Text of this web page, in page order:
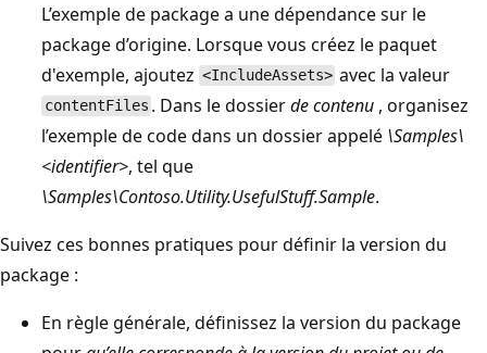
L’exemple de package a une dépendance sur le
package d’origine. Lorsque vous créez le paquet
d'exemple, ajoutez <IncludeAssets> avec la valeur
contentFiles . Dans le dossierde contenu , organisez
l’exemple de code dans un dossier appelé \Samples\
<identifier>, tel que
\Samples\Contoso.Utility.UsefulStuff.Sample.
Suivez ces bonnes pratiques pour définir la version du
package :
En règle générale, définissez la version du package